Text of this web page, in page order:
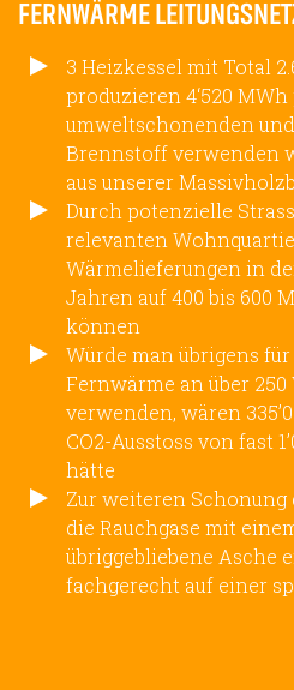
FERNWÄRME
3 Heizkessel mit Total
produzieren 4‘520
umweltschonenden
Brennstoff verwenden
aus unserer
Durch potenzielle
relevanten
Wärmelieferungen in
Jahren auf 400 bis 600
können
Würde man übrigens
Fernwärme an über
verwenden, wären
CO2-Ausstoss von fast
hätte
Zur weiteren
die Rauchgase mit
übriggebliebene Asche
fachgerecht auf einer